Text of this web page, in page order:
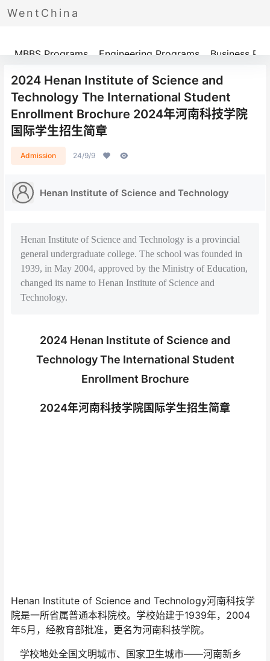
WentChina
Programs
MBBS Programs Engineering Programs Business
2024 Henan Institute of Science and
Technology The International Student
Enrollment Brochure 2024年河南科技学院
国际学生招生简章
Admission 24/9/9
Henan Institute of Science and Technology
Henan Institute of Science and Technology is a provincial
general undergraduate college. The school was founded in
1939, in May 2004, approved by the Ministry of Education,
changed its name to Henan Institute of Science and
Technology.
2024 Henan Institute of Science and
Technology The International Student
Enrollment Brochure
2024年河南科技学院国际学生招生简章
Henan Institute of Science and Technology河南科技学
院是一所省属普通本科院校。学校始建于1939年，2004
年5月，经教育部批准，更名为河南科技学院。
学校地处全国文明城市、国家卫生城市——河南新乡